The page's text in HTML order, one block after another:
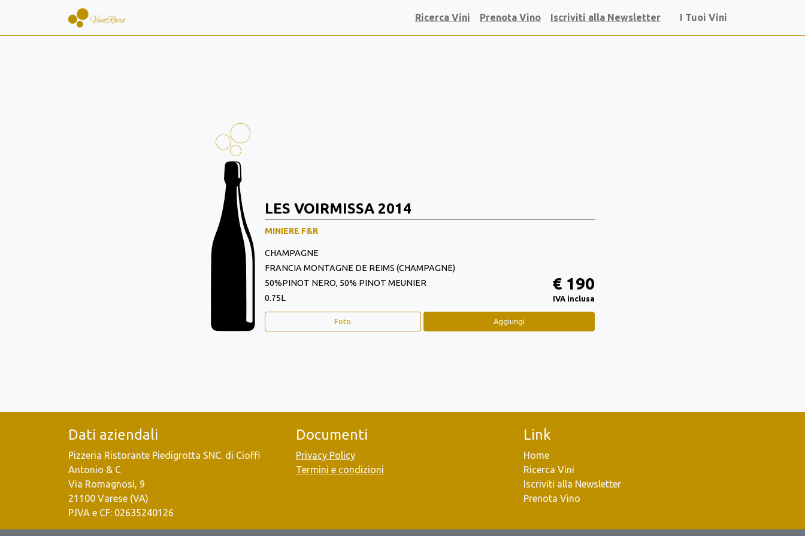
Ricerca Vini Prenota Vino Iscriviti alla Newsletter I Tuoi Vini
LES VOIRMISSA 2014
MINIERE F&R
CHAMPAGNE
FRANCIA MONTAGNE DE REIMS (CHAMPAGNE)
50%PINOT NERO, 50% PINOT MEUNIER
0.75L
€ 190
IVA inclusa
Foto Aggiungi
Dati aziendali
Pizzeria Ristorante Piedigrotta SNC. di Cioffi
Antonio & C
Via Romagnosi, 9
21100 Varese (VA)
P.IVA e CF: 02635240126
Documenti
Privacy Policy
Termini e condizioni
Link
Home
Ricerca Vini
Iscriviti alla Newsletter
Prenota Vino